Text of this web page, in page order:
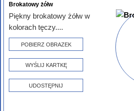
Brokatowy żółw
Piękny brokatowy żółw w
kolorach tęczy....
POBIERZ OBRAZEK
WYŚLIJ KARTKĘ
UDOSTĘPNIJ